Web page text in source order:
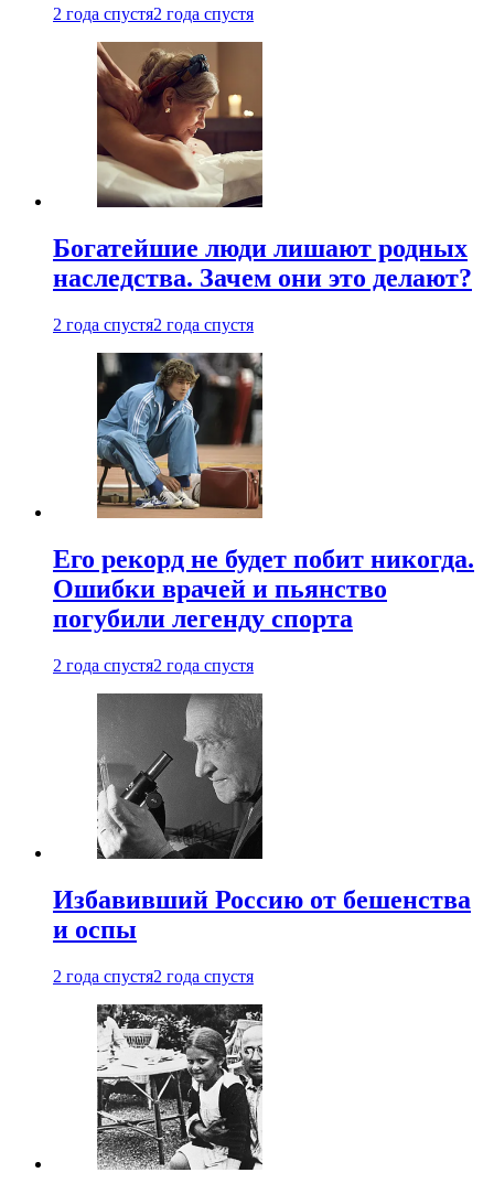
2 года спустя2 года спустя
Богатейшие люди лишают родных
наследства. Зачем они это делают?
2 года спустя2 года спустя
Его рекорд не будет побит никогда.
Ошибки врачей и пьянство
погубили легенду спорта
2 года спустя2 года спустя
Избавивший Россию от бешенства
и оспы
2 года спустя2 года спустя